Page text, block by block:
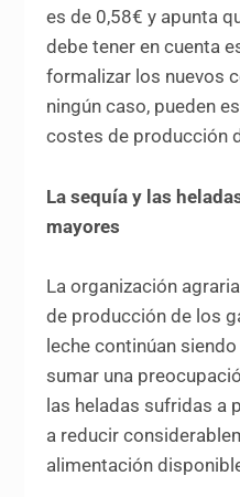
es de 0,58€ y apunta
debe tener en cuenta
formalizar los nuevos
ningún caso, pueden
costes de producción
La sequía y las
mayores
La organización
de producción de los
leche continúan
sumar una
las heladas sufridas a
a reducir
alimentación